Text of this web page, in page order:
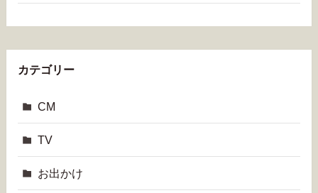
カテゴリー
CM
TV
お出かけ